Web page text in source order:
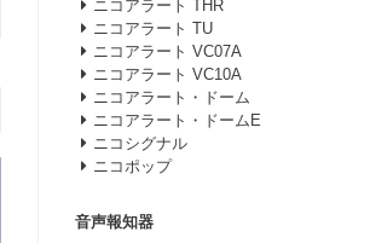
ニコアラート THR
ニコアラート TU
ニコアラート VC07A
ニコアラート VC10A
ニコアラート・ドーム
ニコアラート・ドームE
ニコシグナル
ニコポップ
音声報知器